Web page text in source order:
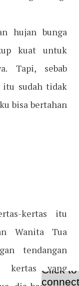
hujan bunga
kuat untuk
Tapi, sebab
itu sudah tidak
bisa bertahan
kertas itu
Wanita Tua
tendangan
kertas yang